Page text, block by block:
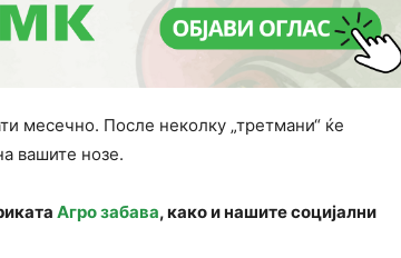
месечно. После неколку „третмани“ ќе
вашите нозе.
Агро забава, како и нашите социјални